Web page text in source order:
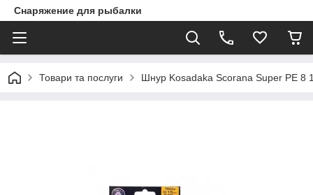
Снаряжение для рыбалки
Товари та послуги Шнур Kosadaka Scorana Super PE 8